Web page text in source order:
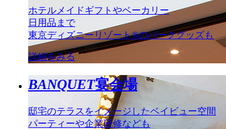
ホテルメイドギフトやベーカリー
日用品まで
東京ディズニーリゾート®のパークグッズも
詳細をみる
BANQUET宴会場
邸宅のテラスをイメージしたベイビュー空間
パーティーや企業研修なども